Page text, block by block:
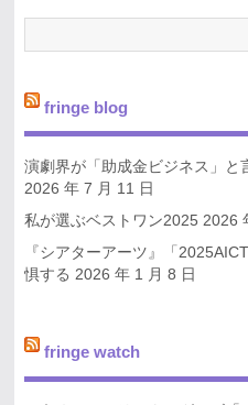
fringe blog
演劇界が「助成金ビジネス」と
2026 年 7 月 11 日
私が選ぶベストワン2025 2026
『シアターアーツ』「
惧する 2026 年 1 月 8 日
fringe watch